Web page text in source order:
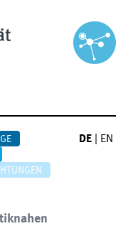
DE EN